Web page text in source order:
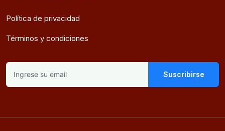
Política de privacidad
Términos y condiciones
Suscribirse